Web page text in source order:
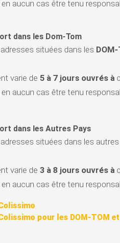
aucun cas être tenu
dans les Dom-Tom
situées dans les
varie de 5 à 7 jours ouvrés à
aucun cas être tenu
dans les Autres Pays
situées dans les
varie de 3 à 8 jours ouvrés à
aucun cas être tenu
pour les DOM-TOM